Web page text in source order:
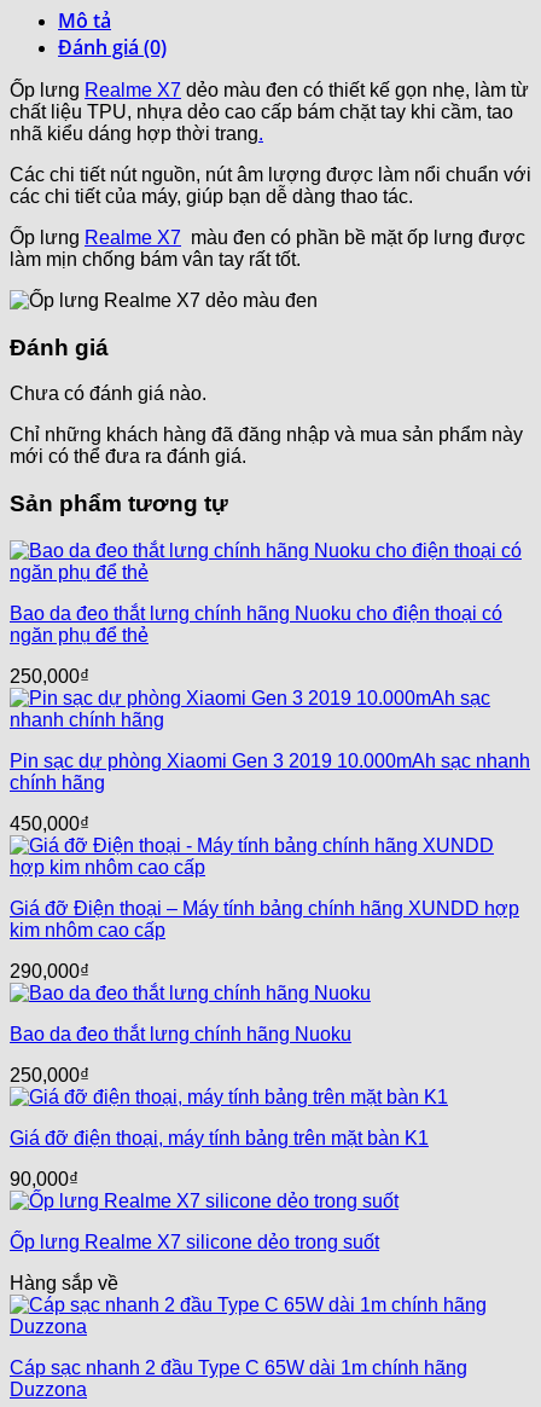
Mô tả
Đánh giá (0)
Ốp lưng Realme X7 dẻo màu đen có thiết kế gọn nhẹ, làm từ
chất liệu TPU, nhựa dẻo cao cấp bám chặt tay khi cầm, tao
nhã kiểu dáng hợp thời trang.
Các chi tiết nút nguồn, nút âm lượng được làm nổi chuẩn với
các chi tiết của máy, giúp bạn dễ dàng thao tác.
Ốp lưng Realme X7 màu đen có phần bề mặt ốp lưng được
làm mịn chống bám vân tay rất tốt.
Đánh giá
Chưa có đánh giá nào.
Chỉ những khách hàng đã đăng nhập và mua sản phẩm này
mới có thể đưa ra đánh giá.
Sản phẩm tương tự
Bao da đeo thắt lưng chính hãng Nuoku cho điện thoại có
ngăn phụ để thẻ
250,000₫
Pin sạc dự phòng Xiaomi Gen 3 2019 10.000mAh sạc nhanh
chính hãng
450,000₫
Giá đỡ Điện thoại – Máy tính bảng chính hãng XUNDD hợp
kim nhôm cao cấp
290,000₫
Bao da đeo thắt lưng chính hãng Nuoku
250,000₫
Giá đỡ điện thoại, máy tính bảng trên mặt bàn K1
90,000₫
Ốp lưng Realme X7 silicone dẻo trong suốt
Hàng sắp về
Cáp sạc nhanh 2 đầu Type C 65W dài 1m chính hãng
Duzzona